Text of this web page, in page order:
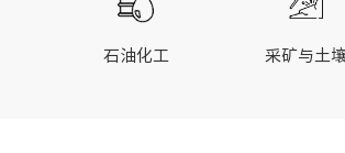
石油化工 采矿与土